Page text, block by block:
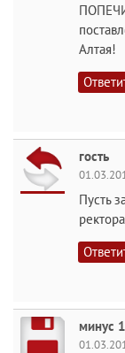
Алтая!
гость
Пусть
минус 1